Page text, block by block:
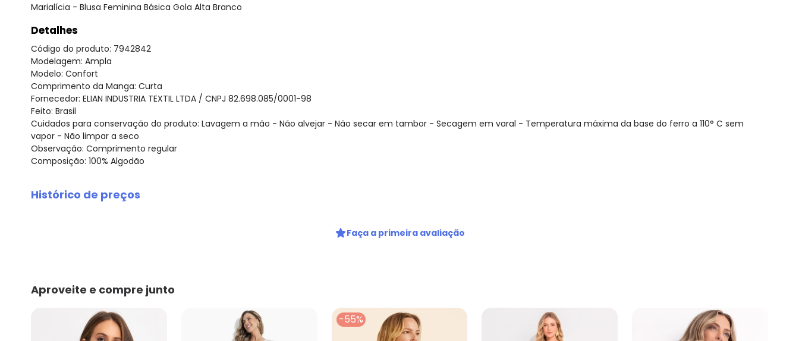
Marialícia - Blusa Feminina Básica Gola Alta Branco
Detalhes
Código do produto: 7942842
Modelagem: Ampla
Modelo: Confort
Comprimento da Manga: Curta
Fornecedor: ELIAN INDUSTRIA TEXTIL LTDA / CNPJ 82.698.085/0001-98
Feito: Brasil
Cuidados para conservação do produto: Lavagem a mão - Não alvejar - Não secar em tambor - Secagem em varal - Temperatura máxima da base do ferro a 110° C sem
vapor - Não limpar a seco
Observação: Comprimento regular
Composição: 100% Algodão
Histórico de preços
abril/2026
fevereiro/2026
Faça a primeira avaliação
Aproveite e compre junto
-55%